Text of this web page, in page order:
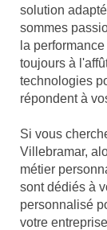
solution
sommes
la
toujours à
technologies
répondent à
Si vous
Villebramar,
métier
sont dédiés à
personnalisé
votre